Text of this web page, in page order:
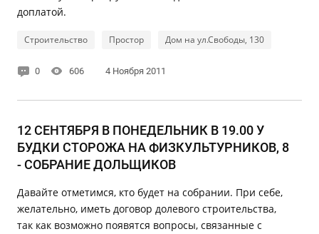
доплатой.
Строительство Простор Дом на ул.Свободы, 130
0 606 4 Ноября 2011
12 СЕНТЯБРЯ В ПОНЕДЕЛЬНИК В 19.00 У
БУДКИ СТОРОЖА НА ФИЗКУЛЬТУРНИКОВ, 8
- СОБРАНИЕ ДОЛЬЩИКОВ
Давайте отметимся, кто будет на собрании. При себе,
желательно, иметь договор долевого строительства,
так как возможно появятся вопросы, связанные с